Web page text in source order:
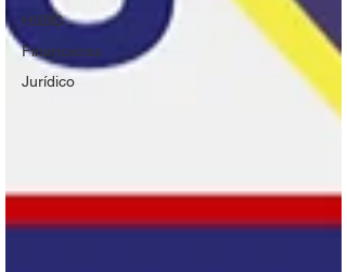
HSBC
Financeiras
Jurídico